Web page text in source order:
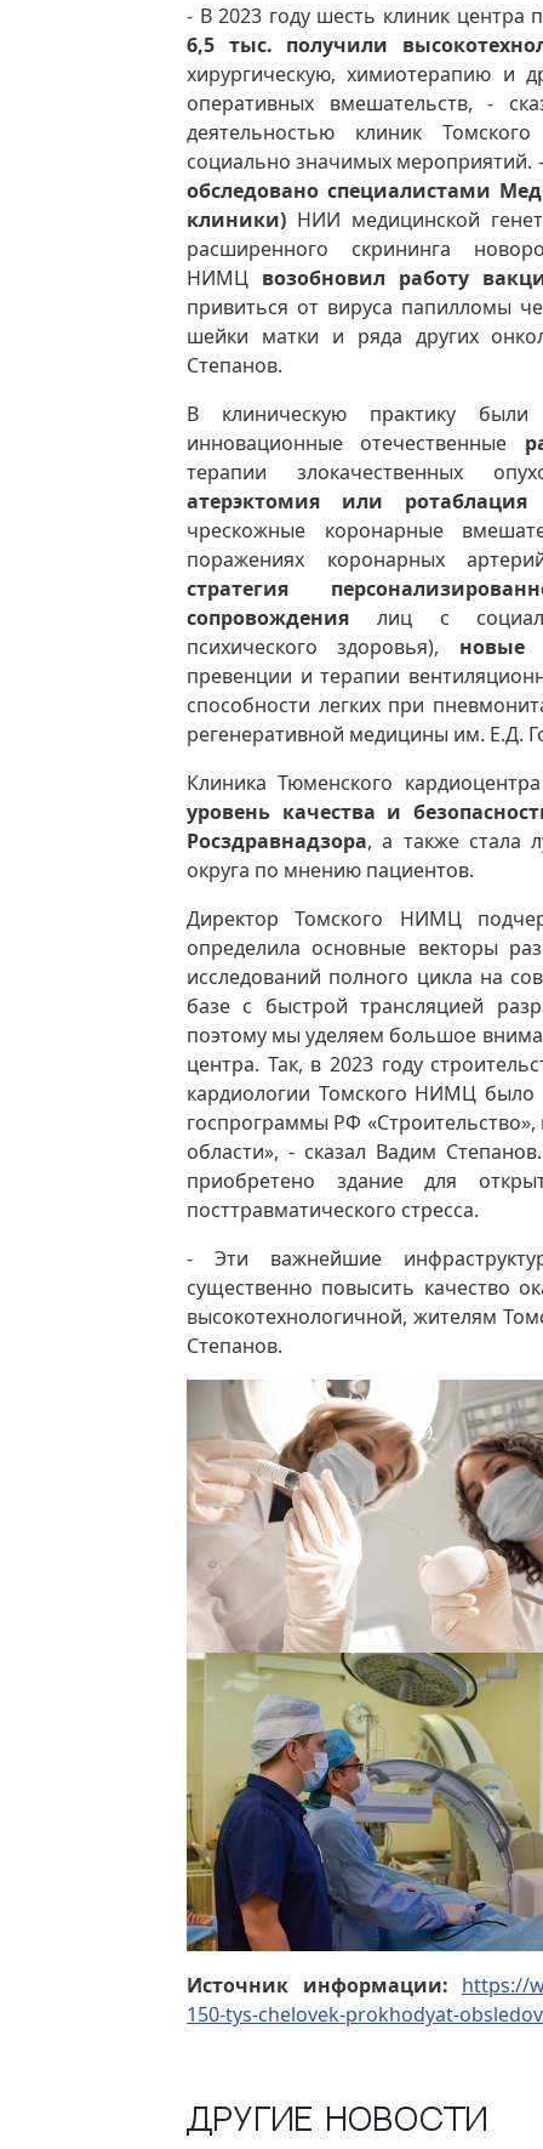
- В 2023 году шесть клиник центра
6,5 тыс. получили
хирургическую, химиотерапию и
оперативных вмешательств, -
деятельностью клиник
социально значимых мероприятий.
обследовано специалистами
клиники) НИИ медицинской
расширенного скрининга
НИМЦ возобновил работу
привиться от вируса папилломы
шейки матки и ряда других
Степанов.
В клиническую практику
инновационные отечественные
терапии злокачественных
атерэктомия или ротаблация
чрескожные коронарные
поражениях коронарных
стратегия
сопровождения лиц с
психического здоровья), новые
превенции и терапии
способности легких при
регенеративной медицины им. Е.Д.
Клиника Тюменского
уровень качества и
Росздравнадзора, а также стала
округа по мнению пациентов.
Директор Томского НИМЦ
определила основные векторы
исследований полного цикла на
базе с быстрой трансляцией
поэтому мы уделяем большое
центра. Так, в 2023 году
кардиологии Томского НИМЦ было
госпрограммы РФ
области», - сказал Вадим
приобретено здание для
посттравматического стресса.
- Эти важнейшие
существенно повысить качество
высокотехнологичной, жителям
Степанов.
Источник информации: https://
150-tys-chelovek-prokhodyat-
Другие новости